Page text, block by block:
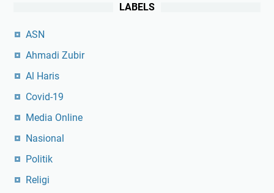
LABELS
ASN
Ahmadi Zubir
Al Haris
Covid-19
Media Online
Nasional
Politik
Religi